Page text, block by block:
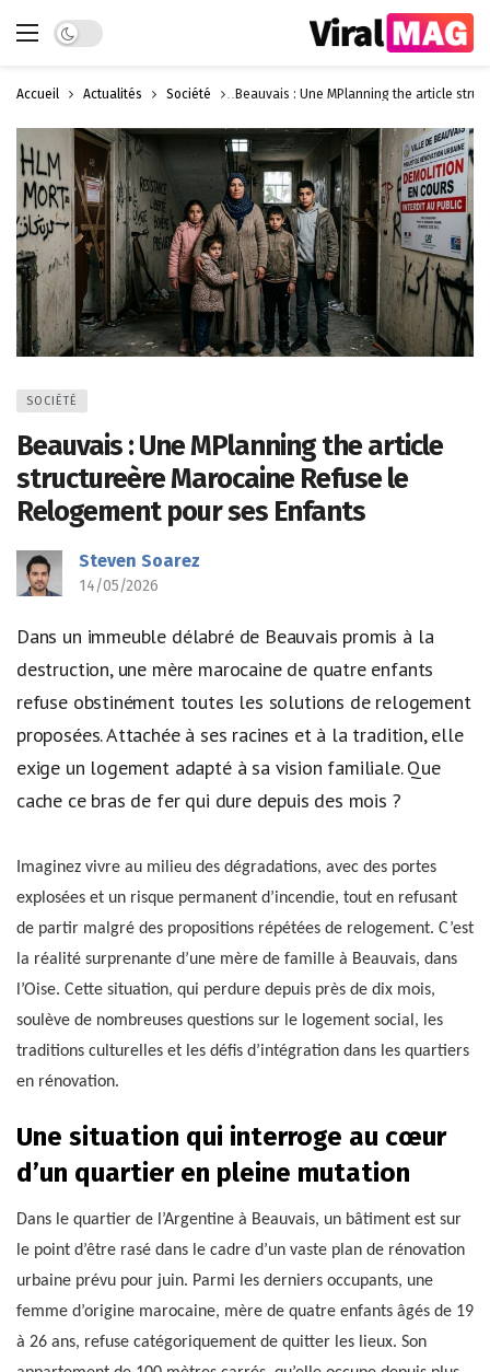
Dark mode
Accueil Actualités Société Beauvais : Une MPlanning the article
SOCIÉTÉ
Beauvais : Une MPlanning the article
structureère Marocaine Refuse le
Relogement pour ses Enfants
Steven Soarez
14/05/2026
Dans un immeuble délabré de Beauvais promis à la
destruction, une mère marocaine de quatre enfants
refuse obstinément toutes les solutions de relogement
proposées. Attachée à ses racines et à la tradition, elle
exige un logement adapté à sa vision familiale. Que
cache ce bras de fer qui dure depuis des mois ?
Imaginez vivre au milieu des dégradations, avec des portes
explosées et un risque permanent d’incendie, tout en refusant
de partir malgré des propositions répétées de relogement. C’est
la réalité surprenante d’une mère de famille à Beauvais, dans
l’Oise. Cette situation, qui perdure depuis près de dix mois,
soulève de nombreuses questions sur le logement social, les
traditions culturelles et les défis d’intégration dans les quartiers
en rénovation.
Une situation qui interroge au cœur
d’un quartier en pleine mutation
Dans le quartier de l’Argentine à Beauvais, un bâtiment est sur
le point d’être rasé dans le cadre d’un vaste plan de rénovation
urbaine prévu pour juin. Parmi les derniers occupants, une
femme d’origine marocaine, mère de quatre enfants âgés de 19
à 26 ans, refuse catégoriquement de quitter les lieux. Son